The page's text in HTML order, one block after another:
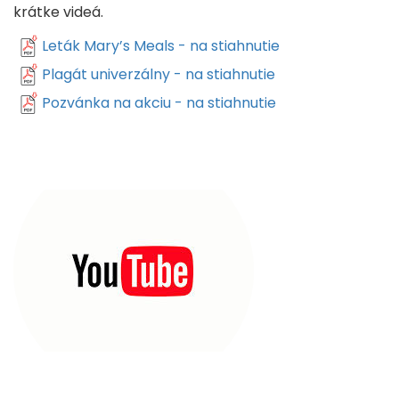
krátke videá.
Leták Mary’s Meals - na stiahnutie
Plagát univerzálny - na stiahnutie
Pozvánka na akciu - na stiahnutie